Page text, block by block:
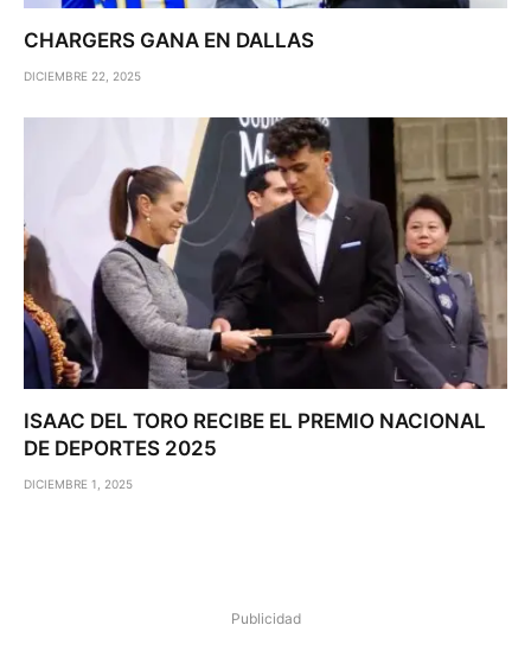
CHARGERS GANA EN DALLAS
DICIEMBRE 22, 2025
ISAAC DEL TORO RECIBE EL PREMIO NACIONAL
DE DEPORTES 2025
DICIEMBRE 1, 2025
Publicidad